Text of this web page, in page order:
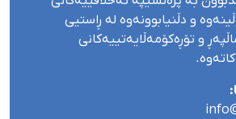
و دڵنیابوونەوە لە ڕاستیی
و تۆڕەکۆمەڵایەتییەکانی